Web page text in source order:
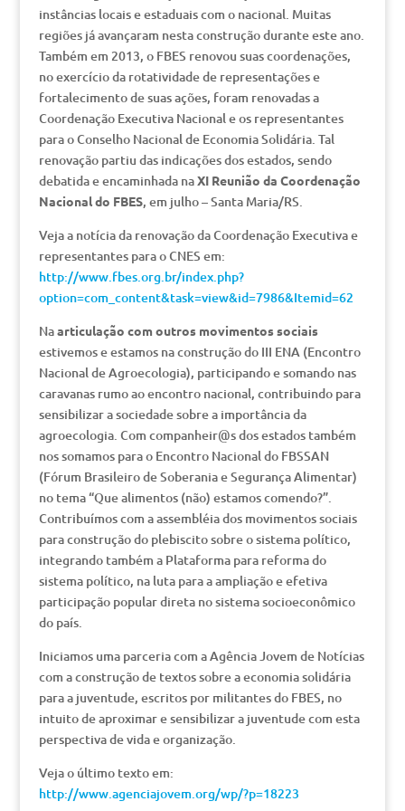
instâncias locais e estaduais com o nacional. Muitas
regiões já avançaram nesta construção durante este ano.
Também em 2013, o FBES renovou suas coordenações,
no exercício da rotatividade de representações e
fortalecimento de suas ações, foram renovadas a
Coordenação Executiva Nacional e os representantes
para o Conselho Nacional de Economia Solidária. Tal
renovação partiu das indicações dos estados, sendo
debatida e encaminhada naXI Reunião da Coordenação
Nacional do FBES, em julho – Santa Maria/RS.
Veja a notícia da renovação da Coordenação Executiva e
representantes para o CNES em:
http://www.fbes.org.br/index.php?
option=com_content&task=view&id=7986&Itemid=62
Naarticulação com outros movimentos sociais
estivemos e estamos na construção do III ENA (Encontro
Nacional de Agroecologia), participando e somando nas
caravanas rumo ao encontro nacional, contribuindo para
sensibilizar a sociedade sobre a importância da
agroecologia. Com companheir@s dos estados também
nos somamos para o Encontro Nacional do FBSSAN
(Fórum Brasileiro de Soberania e Segurança Alimentar)
no tema “Que alimentos (não) estamos comendo?”.
Contribuímos com a assembléia dos movimentos sociais
para construção do plebiscito sobre o sistema político,
integrando também a Plataforma para reforma do
sistema político, na luta para a ampliação e efetiva
participação popular direta no sistema socioeconômico
do país.
Iniciamos uma parceria com a Agência Jovem de Notícias
com a construção de textos sobre a economia solidária
para a juventude, escritos por militantes do FBES, no
intuito de aproximar e sensibilizar a juventude com esta
perspectiva de vida e organização.
Veja o último texto em:
http://www.agenciajovem.org/wp/?p=18223